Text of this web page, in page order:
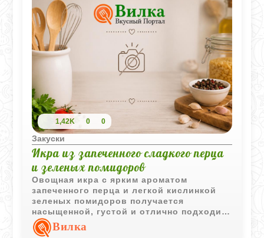
1,42K 0 0
Закуски
Икра из запеченного сладкого перца
и зеленых помидоров
Овощная икра с ярким ароматом
запеченного перца и легкой кислинкой
зеленых помидоров получается
насыщенной, густой и отлично подходит
для подачи с хлебом, мясом или
картофелем.
Вилка